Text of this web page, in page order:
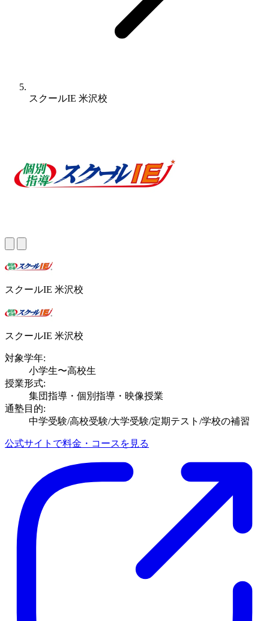
スクールIE 米沢校
スクールIE 米沢校
スクールIE 米沢校
対象学年:
小学生〜高校生
授業形式:
集団指導・個別指導・映像授業
通塾目的:
中学受験/高校受験/大学受験/定期テスト/学校の補習
公式サイトで料金・コースを見る